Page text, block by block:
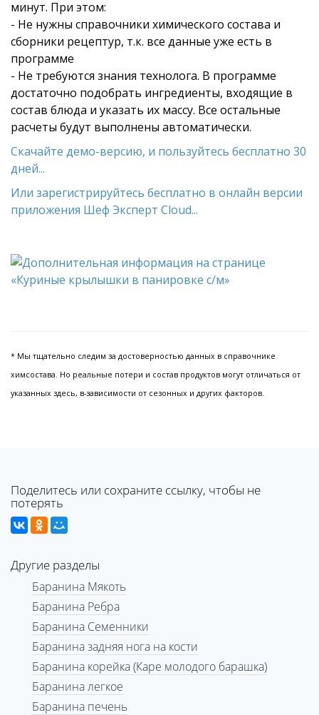
минут. При этом:
- Не нужны справочники химического состава и
сборники рецептур, т.к. все данные уже есть в
программе
- Не требуются знания технолога. В программе
достаточно подобрать ингредиенты, входящие в
состав блюда и указать их массу. Все остальные
расчеты будут выполнены автоматически.
Скачайте демо-версию, и пользуйтесь бесплатно 30
дней...
Или зарегистрируйтесь бесплатно в онлайн версии
приложения Шеф Эксперт Cloud...
* Мы тщательно следим за достоверностью данных в справочнике
химсостава. Но реальные потери и состав продуктов могут отличаться от
указанных здесь, в-зависимости от сезонных и других факторов.
Поделитесь или сохраните ссылку, чтобы не
потерять
Другие разделы
Баранина Мякоть
Баранина Ребра
Баранина Семенники
Баранина задняя нога на кости
Баранина корейка (Каре молодого барашка)
Баранина легкое
Баранина печень